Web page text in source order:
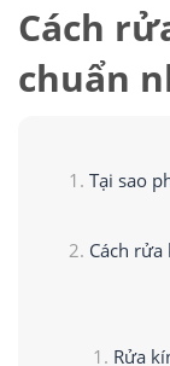
Cách
chuẩn
Tại sao
Cách
Rửa